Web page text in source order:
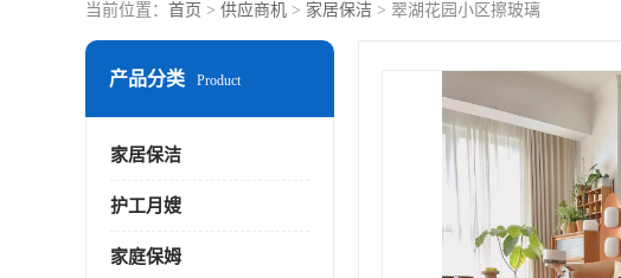
当前位置： 首页 > 供应商机 > 家居保洁 > 翠湖花园小区擦玻璃
产品分类 Product
家居保洁
护工月嫂
家庭保姆